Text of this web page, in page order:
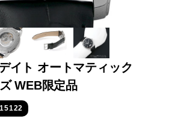
オメガ
イト オートマティック
WEB限定品